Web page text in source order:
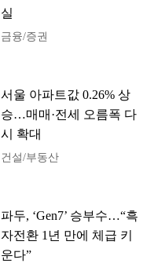
실
금융/증권
서울 아파트값 0.26% 상
승…매매·전세 오름폭 다
시 확대
건설/부동산
파두, ‘Gen7’ 승부수…“흑
자전환 1년 만에 체급 키
운다”